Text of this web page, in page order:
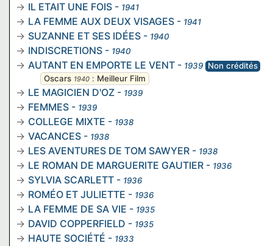
IL ETAIT UNE FOIS - 1941
LA FEMME AUX DEUX VISAGES - 1941
SUZANNE ET SES IDÉES - 1940
INDISCRETIONS - 1940
AUTANT EN EMPORTE LE VENT - 1939 Non crédités
Oscars 1940 : Meilleur Film
LE MAGICIEN D'OZ - 1939
FEMMES - 1939
COLLEGE MIXTE - 1938
VACANCES - 1938
LES AVENTURES DE TOM SAWYER - 1938
LE ROMAN DE MARGUERITE GAUTIER - 1936
SYLVIA SCARLETT - 1936
ROMÉO ET JULIETTE - 1936
LA FEMME DE SA VIE - 1935
DAVID COPPERFIELD - 1935
HAUTE SOCIÉTÉ - 1933